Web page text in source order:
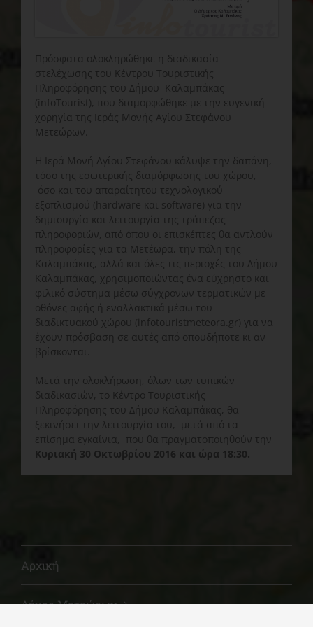
Πρόσφατα ολοκληρώθηκε η διαδικασία
στελέχωσης του Κέντρου Τουριστικής
Πληροφόρησης του Δήμου Καλαμπάκας
(infoTourist), που διαμορφώθηκε με την ευγενική
χορηγία της Ιεράς Μονής Αγίου Στεφάνου
Μετεώρων.
Η Ιερά Μονή Αγίου Στεφάνου κάλυψε την δαπάνη,
τόσο της εσωτερικής διαμόρφωσης του χώρου,
όσο και του απαραίτητου τεχνολογικού
εξοπλισμού (hardware και software) για την
δημιουργία και λειτουργία της τράπεζας
πληροφοριών, από όπου οι επισκέπτες θα αντλούν
πληροφορίες για τα Μετέωρα, την πόλη της
Καλαμπάκας, αλλά και όλες τις περιοχές του Δήμου
Καλαμπάκας, χρησιμοποιώντας ένα εύχρηστο και
φιλικό σύστημα μέσω σύγχρονων τερματικών με
οθόνες αφής ή εναλλακτικά μέσω του
διαδικτυακού χώρου (infotouristmeteora.gr) για να
έχουν πρόσβαση σε αυτές από οπουδήποτε κι αν
βρίσκονται.
Μετά την ολοκλήρωση, όλων των τυπικών
διαδικασιών, το Κέντρο Τουριστικής
Πληροφόρησης του Δήμου Καλαμπάκας, θα
ξεκινήσει την λειτουργία του, μετά από τα
επίσημα εγκαίνια, που θα πραγματοποιηθούν την
Κυριακή 30 Οκτωβρίου 2016 και ώρα 18:30.
Αρχική
Δήμος Μετεώρων